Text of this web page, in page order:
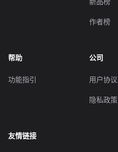
作者榜
帮助
功能指引
公司
用户协议
隐私政策
友情链接